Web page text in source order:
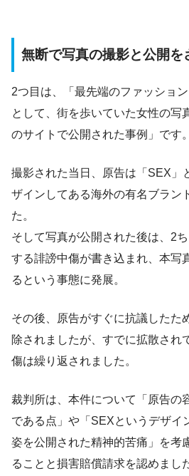
無断で写真の撮影と公開を
2つ目は、「最先端のファッショ
として、街を歩いていた女性の写
のサイトで公開された事例」です。
撮影された当日、原告は「SEX」
ザインしてある海外の有名ブラン
た。
そして写真が公開された後は、2
する誹謗中傷が書き込まれ、本写
るという事態に発展。
その後、原告がすぐに抗議したた
除されましたが、すでに拡散され
傷は繰り返されました。
裁判所は、本件について「原告の
である点」や「SEXというデザイ
姿を公開された精神的苦痛」を考
ることと損害賠償請求を認めまし